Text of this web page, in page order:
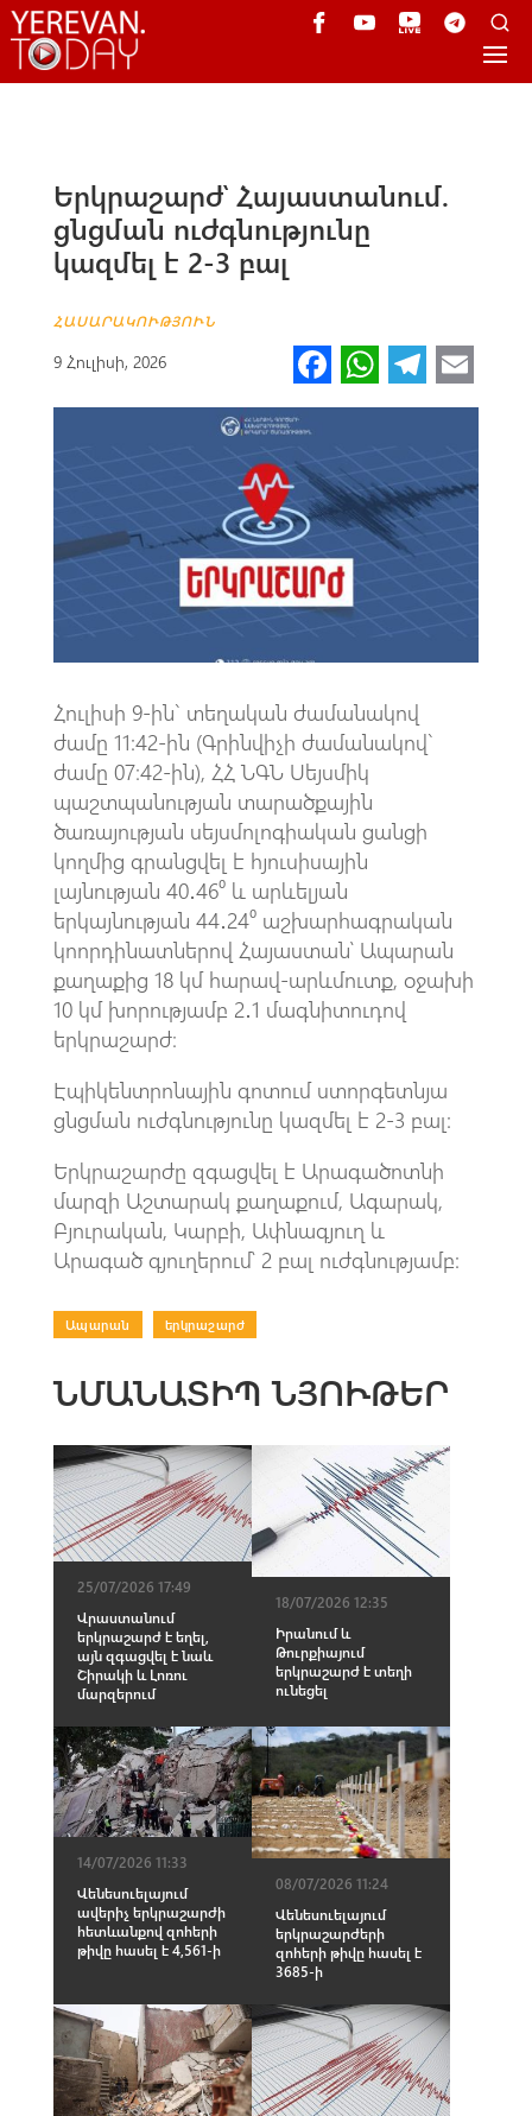
Երկրաշարժ՝ Հայաստանում.
ցնցման ուժգնությունը
կազմել է 2-3 բալ
ՀԱՍԱՐԱԿՈՒԹՅՈՒՆ
9 Հուլիսի, 2026 Fa
ce
o
o
k
W
h
s
A
p
Te
le
a
m
m
Հուլիսի 9-ին` տեղական ժամանակով
ժամը 11:42-ին (Գրինվիչի ժամանակով`
ժամը 07։42-ին), ՀՀ ՆԳՆ Սեյսմիկ
պաշտպանության տարածքային
ծառայության սեյսմոլոգիական ցանցի
կողմից գրանցվել է հյուսիսային
լայնության 40․46⁰ և արևելյան
երկայնության 44․24⁰ աշխարհագրական
կոորդինատներով Հայաստան՝ Ապարան
քաղաքից 18 կմ հարավ-արևմուտք, օջախի
10 կմ խորությամբ 2․1 մագնիտուդով
երկրաշարժ։
Էպիկենտրոնային գոտում ստորգետնյա
ցնցման ուժգնությունը կազմել է 2-3 բալ:
Երկրաշարժը զգացվել է Արագածոտնի
մարզի Աշտարակ քաղաքում, Ագարակ,
Բյուրական, Կարբի, Ափնագյուղ և
Արագած գյուղերում՝ 2 բալ ուժգնությամբ:
Ապարան երկրաշարժ
ՆՄԱՆԱՏԻՊ ՆՅՈՒԹԵՐ
25/07/2026 17:49
Վրաստանում
երկրաշարժ է եղել,
այն զգացվել է նաև
Շիրակի և Լոռու
մարզերում
18/07/2026 12:35
Իրանում և
Թուրքիայում
երկրաշարժ է տեղի
ունեցել
14/07/2026 11:33
Վենեսուելայում
ավերիչ երկրաշարժի
հետևանքով զոհերի
թիվը հասել է 4,561-ի
08/07/2026 11:24
Վենեսուելայում
երկրաշարժերի
զոհերի թիվը հասել է
3685-ի